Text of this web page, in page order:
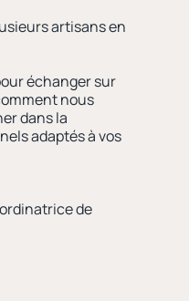
artisans en
échanger sur
nous
dans la
adaptés à vos
de